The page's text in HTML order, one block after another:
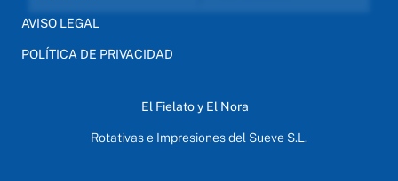
AVISO LEGAL
POLÍTICA DE PRIVACIDAD
El Fielato y El Nora
Rotativas e Impresiones del Sueve S.L.